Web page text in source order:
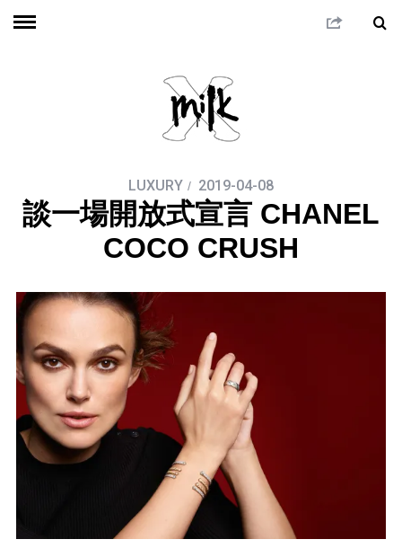
LUXURY 2019-04-08
談一場開放式宣言 CHANEL
COCO CRUSH